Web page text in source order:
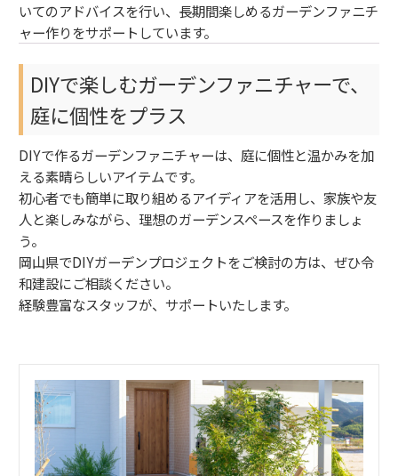
いてのアドバイスを行い、長期間楽しめるガーデンファニチ
ャー作りをサポートしています。
DIYで楽しむガーデンファニチャーで、
庭に個性をプラス
DIYで作るガーデンファニチャーは、庭に個性と温かみを加
える素晴らしいアイテムです。
初心者でも簡単に取り組めるアイディアを活用し、家族や友
人と楽しみながら、理想のガーデンスペースを作りましょ
う。
岡山県でDIYガーデンプロジェクトをご検討の方は、ぜひ令
和建設にご相談ください。
経験豊富なスタッフが、サポートいたします。